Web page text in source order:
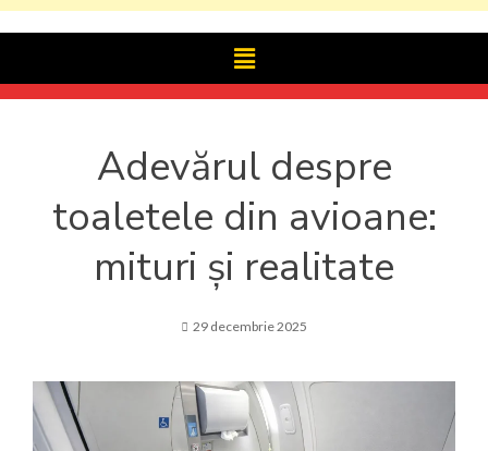
Adevărul despre
toaletele din avioane:
mituri și realitate
29 decembrie 2025